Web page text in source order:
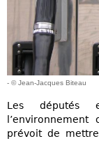
- © Jean-Jacques Biteau
Les députés
prévoit de